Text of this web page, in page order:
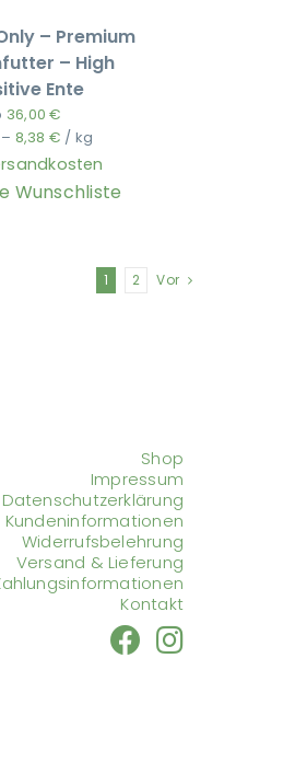
– Premium
– High
Ente
36,00€
– 8,38 € / kg
Wunschliste
1 2 Vor
Shop
Impressum
Datenschutzerklärung
Kundeninformationen
Widerrufsbelehrung
Versand & Lieferung
Kontakt